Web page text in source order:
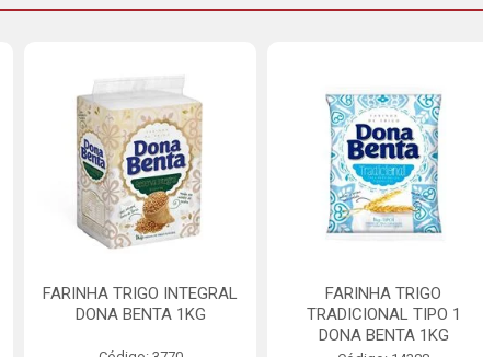
FARINHA TRIGO INTEGRAL
DONA BENTA 1KG
FARINHA TRIGO
TRADICIONAL TIPO 1
DONA BENTA 1KG